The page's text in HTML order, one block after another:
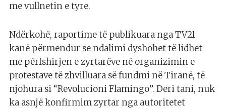
me vullnetin e tyre.
Ndërkohë, raportime të publikuara nga TV21
kanë përmendur se ndalimi dyshohet të lidhet
me përfshirjen e zyrtarëve në organizimin e
protestave të zhvilluara së fundmi në Tiranë, të
njohura si “Revolucioni Flamingo”. Deri tani, nuk
ka asnjë konfirmim zyrtar nga autoritetet